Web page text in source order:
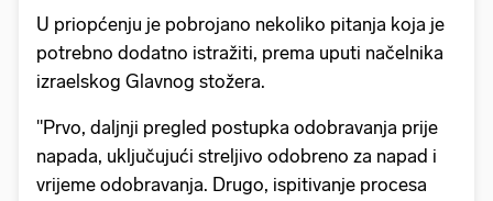
U priopćenju je pobrojano nekoliko pitanja koja je
potrebno dodatno istražiti, prema uputi načelnika
izraelskog Glavnog stožera.
"Prvo, daljnji pregled postupka odobravanja prije
napada, uključujući streljivo odobreno za napad i
vrijeme odobravanja. Drugo, ispitivanje procesa